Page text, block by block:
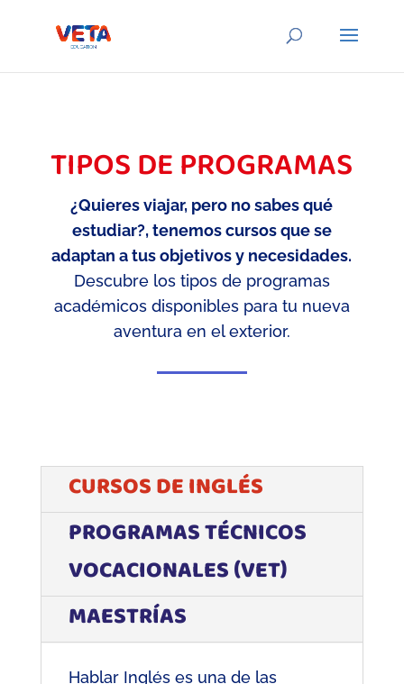
TIPOS DE PROGRAMAS
¿Quieres viajar, pero no sabes qué
estudiar?, tenemos cursos que se
adaptan a tus objetivos y necesidades.
Descubre los tipos de programas
académicos disponibles para tu nueva
aventura en el exterior.
CURSOS DE INGLÉS
PROGRAMAS TÉCNICOS
VOCACIONALES (VET)
MAESTRÍAS
Hablar Inglés es una de las